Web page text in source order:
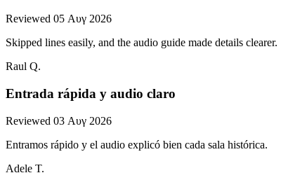
Reviewed 05 Αυγ 2026
Skipped lines easily, and the audio guide made details clearer.
Raul Q.
Entrada rápida y audio claro
Reviewed 03 Αυγ 2026
Entramos rápido y el audio explicó bien cada sala histórica.
Adele T.